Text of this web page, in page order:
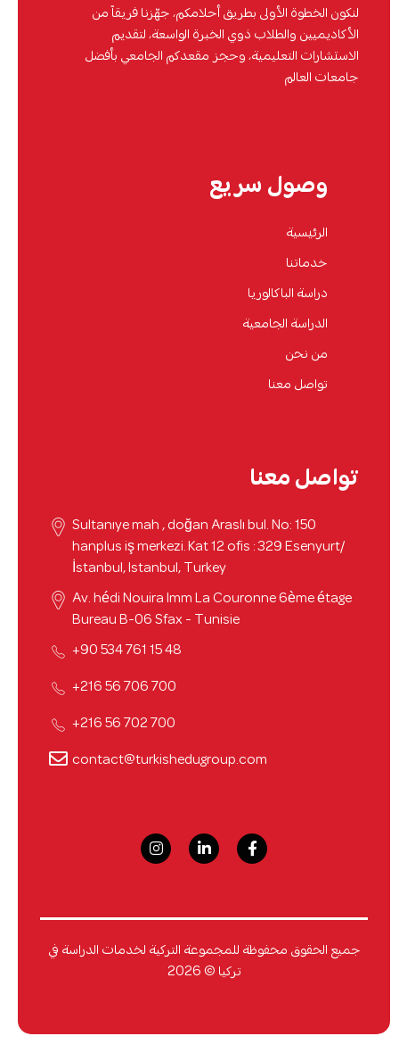
لنكون الخطوة الأولى بطريق أحلامكم، جهّزنا فريقاً من
الأكاديميين والطلاب ذوي الخبرة الواسعة، لتقديم
الاستشارات التعليمية، وحجز مقعدكم الجامعي بأفضل
جامعات العالم
وصول سريع
الرئيسية
خدماتنا
دراسة الباكالوريا
الدراسة الجامعية
من نحن
تواصل معنا
تواصل معنا
Sultanıye mah , doğan Araslı bul. No: 150
hanplus iş merkezi. Kat 12 ofis : 329 Esenyurt/
İstanbul, Istanbul, Turkey
Av. hédi Nouira Imm La Couronne 6ème étage
Bureau B-06 Sfax - Tunisie
48 15 761 534 90+
700 706 56 216+
700 702 56 216+
contact@turkishedugroup.com
جميع الحقوق محفوظة للمجموعة التركية لخدمات الدراسة في
تركيا © 2026